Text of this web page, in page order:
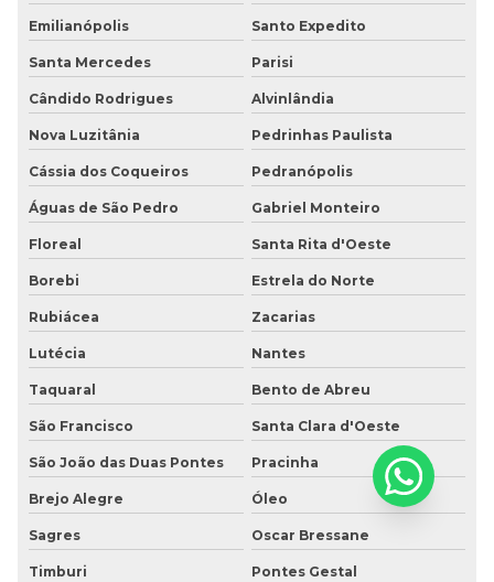
Emilianópolis Santo Expedito
Santa Mercedes Parisi
Cândido Rodrigues Alvinlândia
Nova Luzitânia Pedrinhas Paulista
Cássia dos Coqueiros Pedranópolis
Águas de São Pedro Gabriel Monteiro
Floreal Santa Rita d'Oeste
Borebi Estrela do Norte
Rubiácea Zacarias
Lutécia Nantes
Taquaral Bento de Abreu
São Francisco Santa Clara d'Oeste
São João das Duas Pontes Pracinha
Brejo Alegre Óleo
Sagres Oscar Bressane
Timburi Pontes Gestal